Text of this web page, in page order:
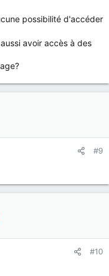
possibilité d'accéder
avoir accès à des
#9
#10